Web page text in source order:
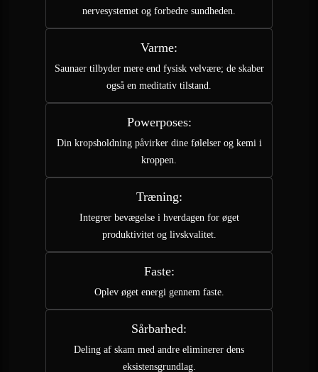
nervesystemet og forbedre sundheden.
Varme:
Saunaer tilbyder mere end fysisk velvære; de skaber
også en meditativ tilstand.
Powerposes:
Din kropsholdning påvirker dine følelser og kemi i
kroppen.
Træning:
Integrer bevægelse i hverdagen for øget
produktivitet og livskvalitet.
Faste:
Oplev øget energi gennem faste.
Sårbarhed:
Deling af skam med andre eliminerer dens
eksistensgrundlag.